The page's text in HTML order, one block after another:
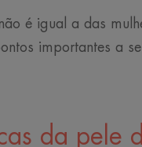
é igual a das
importantes a
da pele